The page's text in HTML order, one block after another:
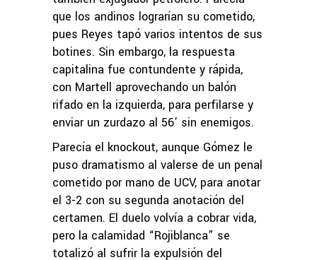
que los andinos lograrían su cometido,
pues Reyes tapó varios intentos de sus
botines. Sin embargo, la respuesta
capitalina fue contundente y rápida,
con Martell aprovechando un balón
rifado en la izquierda, para perfilarse y
enviar un zurdazo al 56’ sin enemigos.
Parecía el knockout, aunque Gómez le
puso dramatismo al valerse de un penal
cometido por mano de UCV, para anotar
el 3-2 con su segunda anotación del
certamen. El duelo volvía a cobrar vida,
pero la calamidad “Rojiblanca” se
totalizó al sufrir la expulsión del